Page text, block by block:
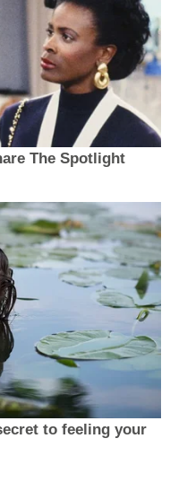
The Spotlight
to feeling your